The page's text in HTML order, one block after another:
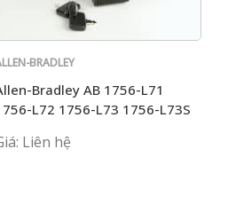
BRADLEY
Bradley AB 1756-L71
L72 1756-L73 1756-L73S
Liên hệ